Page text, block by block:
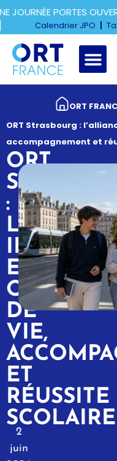
PORTES
Calendrier JPO
ORT
ORT Strasbourg :
accompagnement et
ORT
:
IDÉALE
ENTRE
QUALITÉ
DE
VIE,
ET
RÉUSSITE
SCOLAIRE
2
juin